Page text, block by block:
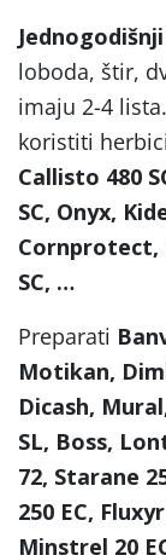
loboda, štir,
imaju 2-4
koristiti
Callisto 480
SC, Onyx,
Cornprotect,
SC, …
Preparati
Motikan,
Dicash,
SL, Boss,
72, Starane
250 EC,
Minstrel 20